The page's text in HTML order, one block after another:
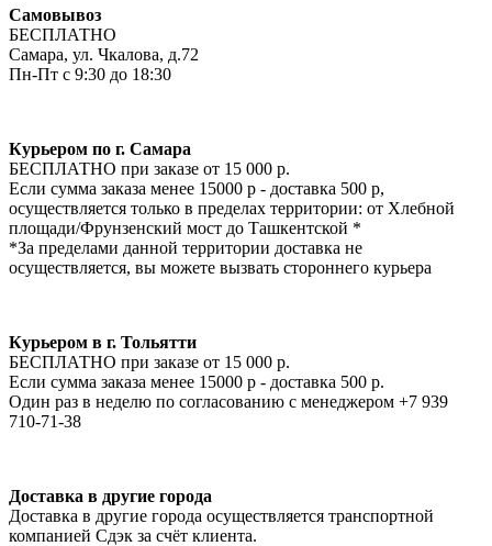
Самовывоз
БЕСПЛАТНО
Самара, ул. Чкалова, д.72
Пн-Пт с 9:30 до 18:30
Курьером по г. Самара
БЕСПЛАТНО при заказе от 15 000 р.
Если сумма заказа менее 15000 р - доставка 500 р,
осуществляется только в пределах территории: от Хлебной
площади/Фрунзенский мост до Ташкентской *
*За пределами данной территории доставка не
осуществляется, вы можете вызвать стороннего курьера
Курьером в г. Тольятти
БЕСПЛАТНО при заказе от 15 000 р.
Если сумма заказа менее 15000 р - доставка 500 р.
Один раз в неделю по согласованию с менеджером +7 939
710-71-38
Доставка в другие города
Доставка в другие города осуществляется транспортной
компанией Сдэк за счёт клиента.